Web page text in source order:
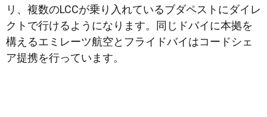
リ、複数のLCCが乗り入れているブダペストにダイレ
クトで行けるようになります。同じドバイに本拠を
構えるエミレーツ航空とフライドバイはコードシェ
ア提携を行っています。